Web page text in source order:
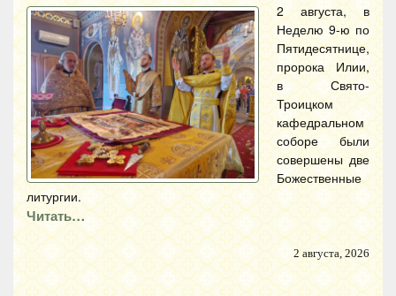
2 августа, в
Неделю 9-ю по
Пятидесятнице,
пророка Илии,
в Свято-
Троицком
кафедральном
соборе были
совершены две
Божественные
литургии.
Читать…
2 августа, 2026